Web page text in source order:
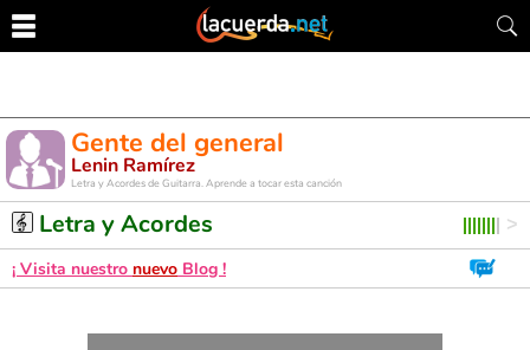
Gente del general
Lenin Ramírez
Letra y Acordes de Guitarra. Aprende a tocar esta canción
Letra y Acordes
¡ Visita nuestro nuevo Blog !